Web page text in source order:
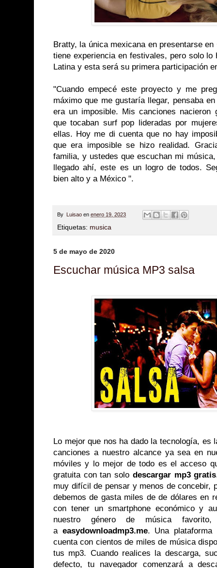
Bratty, la única mexicana en presentarse
tiene experiencia en festivales, pero solo
Latina y esta será su primera participación
"Cuando empecé este proyecto y me
máximo que me gustaría llegar, pensaba
era un imposible. Mis canciones nacieron
que tocaban surf pop lideradas por
ellas. Hoy me di cuenta que no hay
que era imposible se hizo realidad.
familia, y ustedes que escuchan mi
llegado ahí, este es un logro de todos.
bien alto y a México ".
By Luisao en enero 19, 2023
Etiquetas: musica
5 de mayo de 2020
Escuchar música MP3 salsa
Lo mejor que nos ha dado la tecnología, es
canciones a nuestro alcance ya sea en
móviles y lo mejor de todo es el acceso
gratuita con tan solo descargar mp3 gratis
muy difícil de pensar y menos de concebir,
debemos de gasta miles de de dólares en
con tener un smartphone económico y
nuestro género de música
a easydownloadmp3.me. Una
cuenta con cientos de miles de música
tus mp3. Cuando realices la descarga,
defecto, tu navegador comenzará a